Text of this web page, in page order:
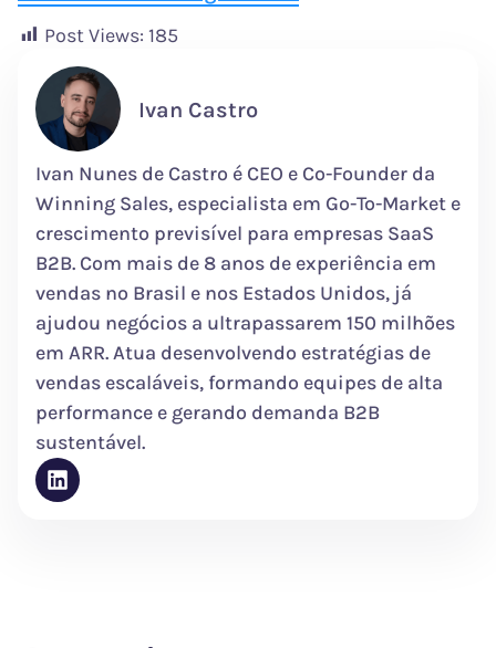
Post Views: 185
Ivan Castro
Ivan Nunes de Castro é CEO e Co-Founder da
Winning Sales, especialista em Go-To-Market e
crescimento previsível para empresas SaaS
B2B. Com mais de 8 anos de experiência em
vendas no Brasil e nos Estados Unidos, já
ajudou negócios a ultrapassarem 150 milhões
em ARR. Atua desenvolvendo estratégias de
vendas escaláveis, formando equipes de alta
performance e gerando demanda B2B
sustentável.